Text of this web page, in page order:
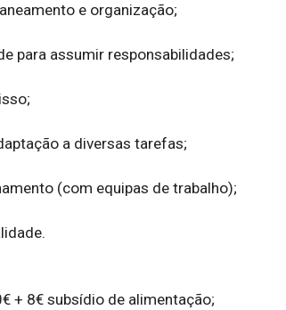
e organização;
para assumir responsabilidades;
a diversas tarefas;
(com equipas de trabalho);
+ 8€ subsídio de alimentação;